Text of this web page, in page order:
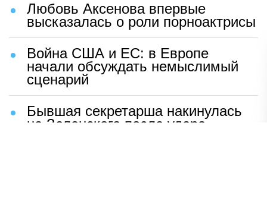
Любовь Аксенова впервые
высказалась о роли порноактрисы
Война США и ЕС: в Европе
начали обсуждать немыслимый
сценарий
Бывшая секретарша накинулась
на Зеленского после удара